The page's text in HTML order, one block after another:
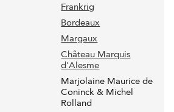
Frankrig
Bordeaux
Margaux
Château Marquis
d'Alesme
Marjolaine Maurice de
Coninck & Michel
Rolland